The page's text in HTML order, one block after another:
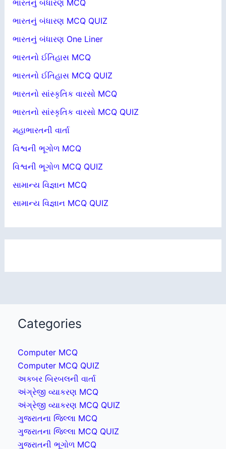
ભારતનું બંધારણ MCQ
ભારતનું બંધારણ MCQ QUIZ
ભારતનું બંધારણ One Liner
ભારતનો ઈતિહાસ MCQ
ભારતનો ઈતિહાસ MCQ QUIZ
ભારતનો સાંસ્કૃતિક વારસો MCQ
ભારતનો સાંસ્કૃતિક વારસો MCQ QUIZ
મહાભારતની વાર્તા
વિશ્વની ભૂગોળ MCQ
વિશ્વની ભૂગોળ MCQ QUIZ
સામાન્ય વિજ્ઞાન MCQ
સામાન્ય વિજ્ઞાન MCQ QUIZ
Categories
Computer MCQ
Computer MCQ QUIZ
અકબર બિરબલની વાર્તા
અંગ્રેજી વ્યાકરણ MCQ
અંગ્રેજી વ્યાકરણ MCQ QUIZ
ગુજરાતના જિલ્લા MCQ
ગુજરાતના જિલ્લા MCQ QUIZ
ગુજરાતની ભૂગોળ MCQ